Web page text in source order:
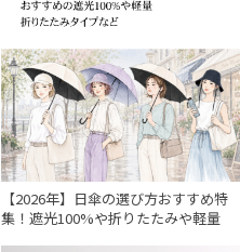
【2026年】日傘の選び方おすすめ特
集！遮光100%や折りたたみや軽量